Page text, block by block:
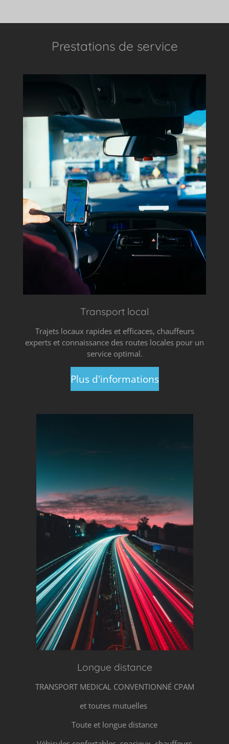
Prestations de service
Transport local
Trajets locaux rapides et efficaces, chauffeurs
experts et connaissance des routes locales pour un
service optimal.
Plus d'informations
Longue distance
TRANSPORT MEDICAL CONVENTIONNÉ CPAM
et toutes mutuelles
Toute et longue distance